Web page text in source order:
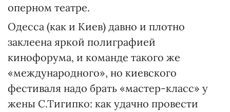
оперном театре.
Одесса (как и Киев) давно и плотно
заклеена яркой полиграфией
кинофорума, и команде такого же
«международного», но киевского
фестиваля надо брать «мастер-класс» у
жены С.Тигипко: как удачно провести